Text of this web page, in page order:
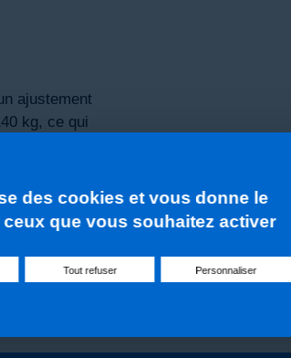
ajustement
kg, ce qui
le
des cookies et vous donne le
que vous souhaitez activer
Tout refuser Personnaliser